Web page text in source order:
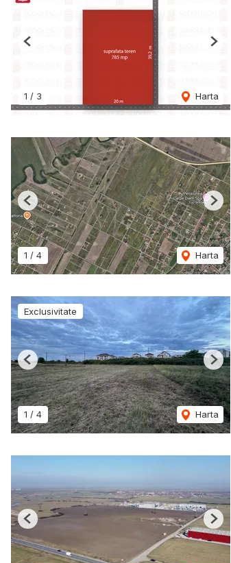
1 / 3 Harta
Previous Next
1 / 4 Harta
Previous Next
Exclusivitate
1 / 4 Harta
Previous Next
Previous Next